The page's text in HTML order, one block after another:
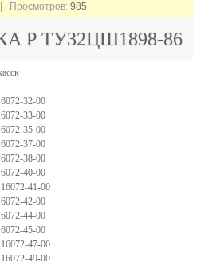
| Просмотров: 985
Р ТУ32ЦШ1898-86
32-00
33-00
35-00
37-00
38-00
40-00
41-00
42-00
44-00
45-00
47-00
49-00